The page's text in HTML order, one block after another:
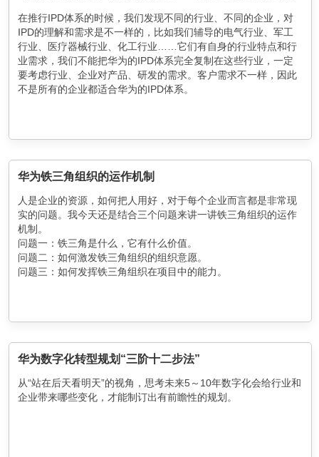
在推行IPD体系的时候，我们发现不同的行业、不同的企业，对
IPD的理解和需求是不一样的，比如我们辅导的电气行业、军工
行业、医疗器械行业、化工行业……它们有自身的行业特点和行
业需求，我们不能把华为的IPD体系完全复制在这些行业，一定
要考虑行业、企业对产品、研发的需求。客户需求不一样，因此
不是所有的企业都适合华为的IPD体系。
企业是很难以吸收并运用的，可能导致企业无法执行或是执行过
程中大打折扣。
各有不同，所以IPD尤其是华为的IPD体系并不适合所有企业，需
要学习和借鉴华为的IPD体系，在华为IPD体系的基础上进行个性
化设计，以满足不同行业、不同企业的需求。
华为铁三角组织的运作机制
人是企业的资源，如何把人用好，对于每个企业而言都是非常现
实的问题。我今天还是结合三个问题来讲一讲铁三角组织的运作
机制。
问题一：铁三角是什么，它有什么价值。
问题二：如何激发铁三角组织的组织意愿。
问题三：如何发挥铁三角组织在项目中的能力。
华为数字化转型规划“三阶十二步法”
从“站在后天看明天”的视角，思考未来5～10年数字化会给行业和
企业带来哪些变化，才能制订出有前瞻性的规划。